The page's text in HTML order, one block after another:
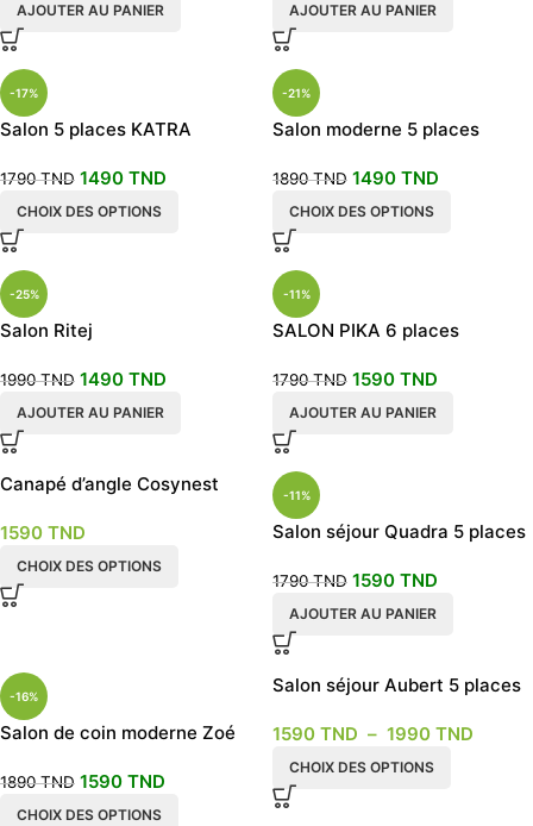
AJOUTER AU PANIER AJOUTER AU PANIER
-17%
Salon 5 places KATRA
1790TND 1490 TND
CHOIX DES OPTIONS
-21%
Salon moderne 5 places
1890TND 1490 TND
CHOIX DES OPTIONS
-25%
Salon Ritej
1990TND 1490 TND
AJOUTER AU PANIER
-11%
SALON PIKA 6 places
1790TND 1590 TND
AJOUTER AU PANIER
Canapé d’angle Cosynest
1590 TND
CHOIX DES OPTIONS
-11%
Salon séjour Quadra 5 places
1790TND 1590 TND
AJOUTER AU PANIER
-16%
Salon de coin moderne Zoé
1890TND 1590 TND
CHOIX DES OPTIONS
Salon séjour Aubert 5 places
1590 TND – 1990 TND
CHOIX DES OPTIONS